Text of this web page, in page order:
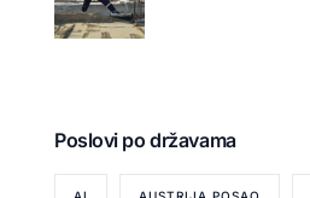
Poslovi po državama